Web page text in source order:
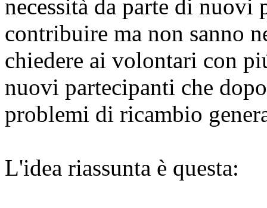
necessità da parte di
contribuire ma non sanno
chiedere ai volontari con
nuovi partecipanti che
problemi di ricambio
L'idea riassunta è questa: